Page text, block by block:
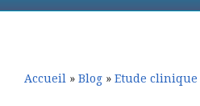
Accueil » Blog » Etude clinique